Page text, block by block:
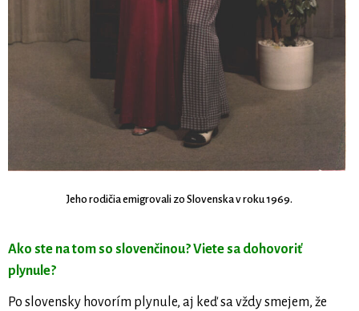
Jeho rodičia emigrovali zo Slovenska v roku 1969.
Ako ste na tom so slovenčinou? Viete sa dohovoriť
plynule?
Po slovensky hovorím plynule, aj keď sa vždy smejem, že